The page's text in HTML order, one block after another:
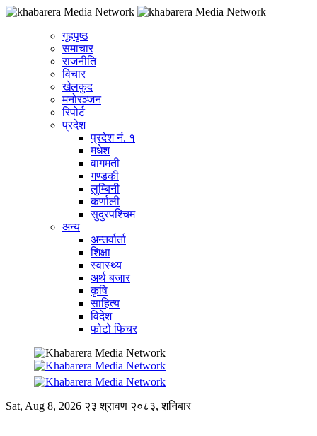
गृहपृष्ठ
समाचार
राजनीति
विचार
खेलकुद
मनोरञ्जन
रिपोर्ट
प्रदेश
प्रदेश नं. १
मधेश
वागमती
गण्डकी
लुम्बिनी
कर्णाली
सुदुरपश्चिम
अन्य
अन्तर्वार्ता
शिक्षा
स्वास्थ्य
अर्थ बजार
कृषि
साहित्य
विदेश
फोटो फिचर
Sat, Aug 8, 2026 २३ श्रावण २०८३, शनिबार